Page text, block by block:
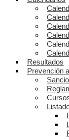
Resultados
Prevención